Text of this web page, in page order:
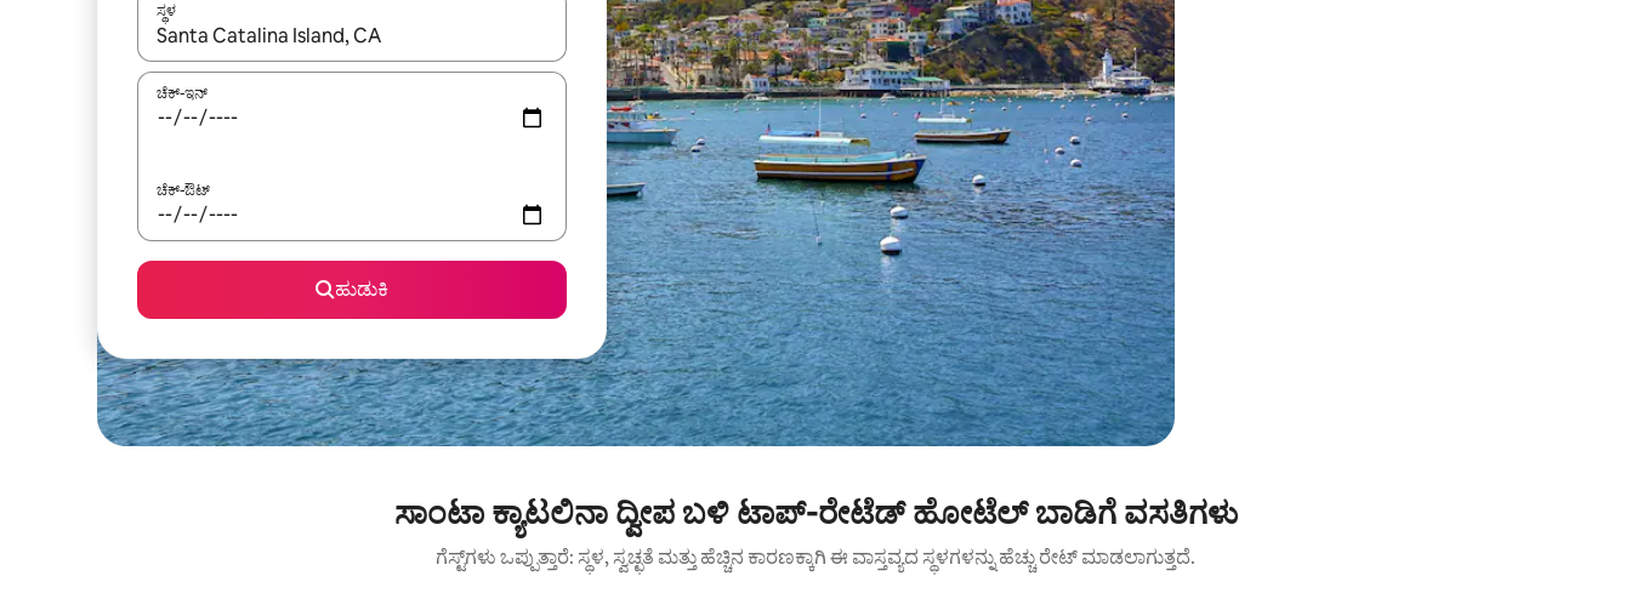
ಸ್ಥಳ
ಫಲಿತಾಂಶಗಳು ಲಭ್ಯವಿರುವಾಗ, ಅಪ್ ಮತ್ತು ಡೌನ್ ಬಾಣದ ಕೀಲಿಗಳೊಂದಿಗೆ ನ್ಯಾವಿಗೇಟ್ ಮಾಡಿ ಅಥವಾ ಸ್ಪರ್ಶ ಅಥವಾ ಸ್ವೈಪ್ ಗೆಸ್ಚರ್‌ಗಳ ಮೂಲಕ ಅನ್ವೇಷಿಸಿ.
ಚೆಕ್-ಇನ್
ಚೆಕ್-ಔಟ್
ಹುಡುಕಿ
ಸಾಂಟಾ ಕ್ಯಾಟಲಿನಾ ದ್ವೀಪ ಬಳಿ ಟಾಪ್-ರೇಟೆಡ್ ಹೋಟೆಲ್ ಬಾಡಿಗೆ ವಸತಿಗಳು
ಗೆಸ್ಟ್‌ಗಳು ಒಪ್ಪುತ್ತಾರೆ: ಸ್ಥಳ, ಸ್ವಚ್ಛತೆ ಮತ್ತು ಹೆಚ್ಚಿನ ಕಾರಣಕ್ಕಾಗಿ ಈ ವಾಸ್ತವ್ಯದ ಸ್ಥಳಗಳನ್ನು ಹೆಚ್ಚು ರೇಟ್ ಮಾಡಲಾಗುತ್ತದೆ.